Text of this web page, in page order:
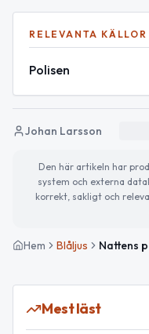
RELEVANTA KÄLLOR
Polisen
Johan Larsson
Den här artikeln har
system och externa
korrekt, sakligt och
Hem Blåljus
Mest läst